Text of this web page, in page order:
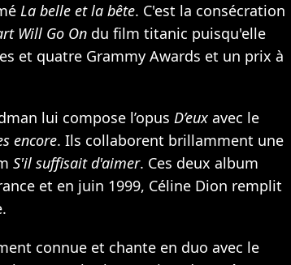
La belle et la bête. C'est la consécration
Will Go On du film titanic puisqu'elle
et quatre Grammy Awards et un prix à
lui compose l’opus D’eux avec le
encore. Ils collaborent brillamment une
S'il suffisait d'aimer. Ces deux album
et en juin 1999, Céline Dion remplit
connue et chante en duo avec le